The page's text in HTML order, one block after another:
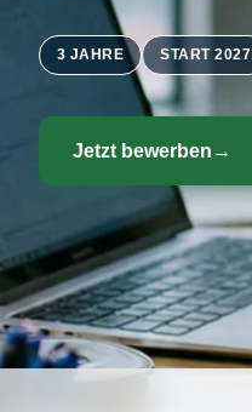
3 JAHRE START 2027
Jetzt bewerben →